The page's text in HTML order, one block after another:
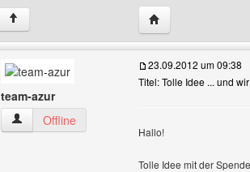
↑ Website dieses
team-azur
team-azur Benutzer-Profile anzeigen
Offline
23.09.2012 um 09:38
Titel: Tolle Idee ... und
Hallo!
Tolle Idee mit der